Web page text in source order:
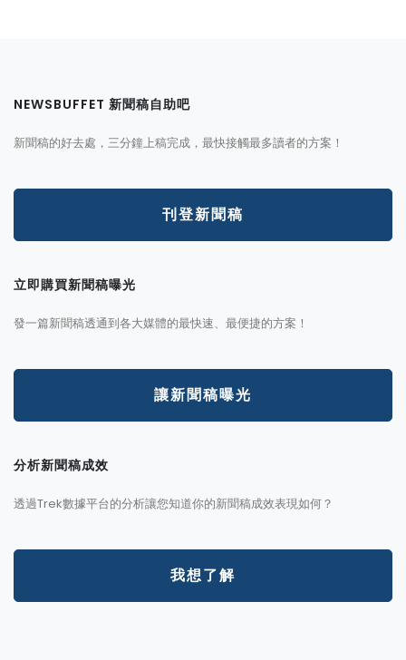
NEWSBUFFET 新聞稿自助吧
新聞稿的好去處，三分鐘上稿完成，最快接觸最多讀者的方案！
刊登新聞稿
立即購買新聞稿曝光
發一篇新聞稿透通到各大媒體的最快速、最便捷的方案！
讓新聞稿曝光
分析新聞稿成效
透過Trek數據平台的分析讓您知道你的新聞稿成效表現如何？
我想了解